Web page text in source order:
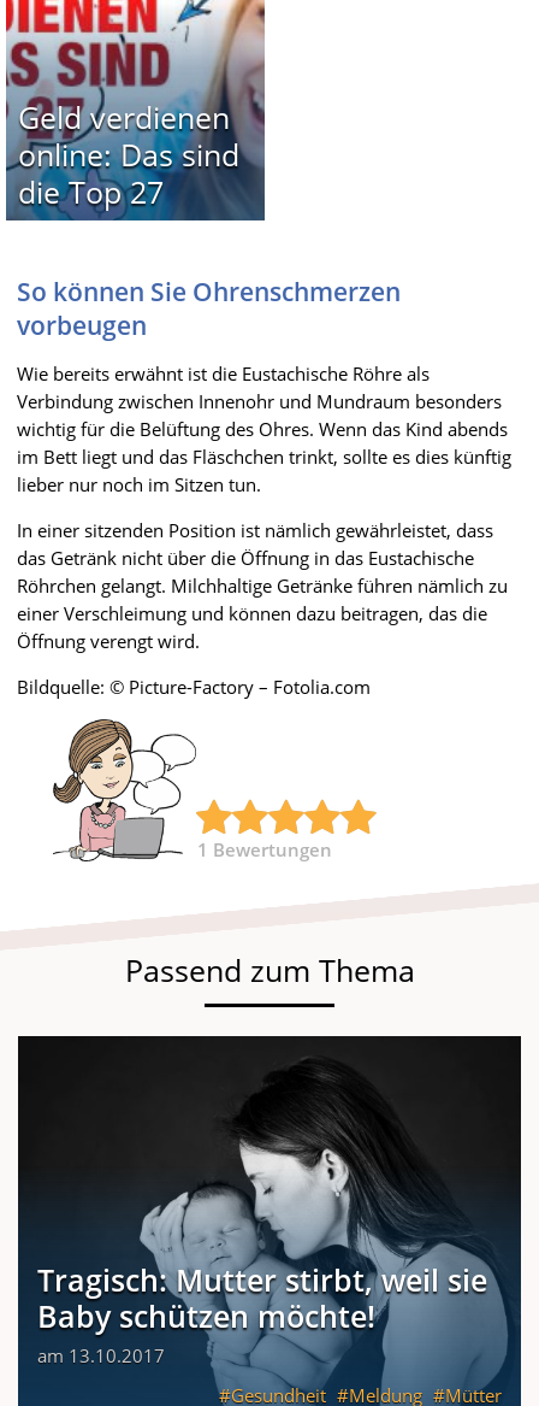
Geld verdienen
online: Das sind
die Top 27
So können Sie Ohrenschmerzen
vorbeugen
Wie bereits erwähnt ist die Eustachische Röhre als
Verbindung zwischen Innenohr und Mundraum besonders
wichtig für die Belüftung des Ohres. Wenn das Kind abends
im Bett liegt und das Fläschchen trinkt, sollte es dies künftig
lieber nur noch im Sitzen tun.
In einer sitzenden Position ist nämlich gewährleistet, dass
das Getränk nicht über die Öffnung in das Eustachische
Röhrchen gelangt. Milchhaltige Getränke führen nämlich zu
einer Verschleimung und können dazu beitragen, das die
Öffnung verengt wird.
Bildquelle: © Picture-Factory – Fotolia.com
1 Bewertungen
Passend zum Thema
Tragisch: Mutter stirbt, weil sie
Baby schützen möchte!
am 13.10.2017
Gesundheit
Meldung Mütter